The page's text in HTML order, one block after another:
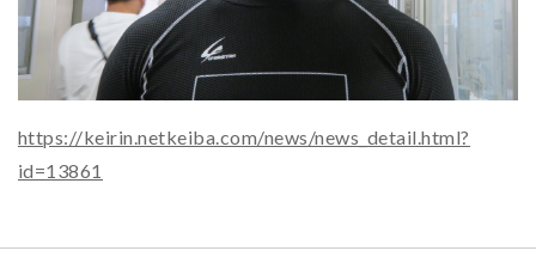
https://keirin.netkeiba.com/news/news_detail.html?
id=13861